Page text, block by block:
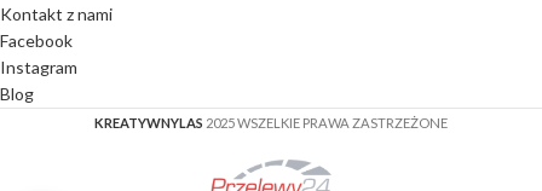
Kontakt z nami
Facebook
Instagram
Blog
KREATYWNYLAS 2025 WSZELKIE PRAWA ZASTRZEŻONE